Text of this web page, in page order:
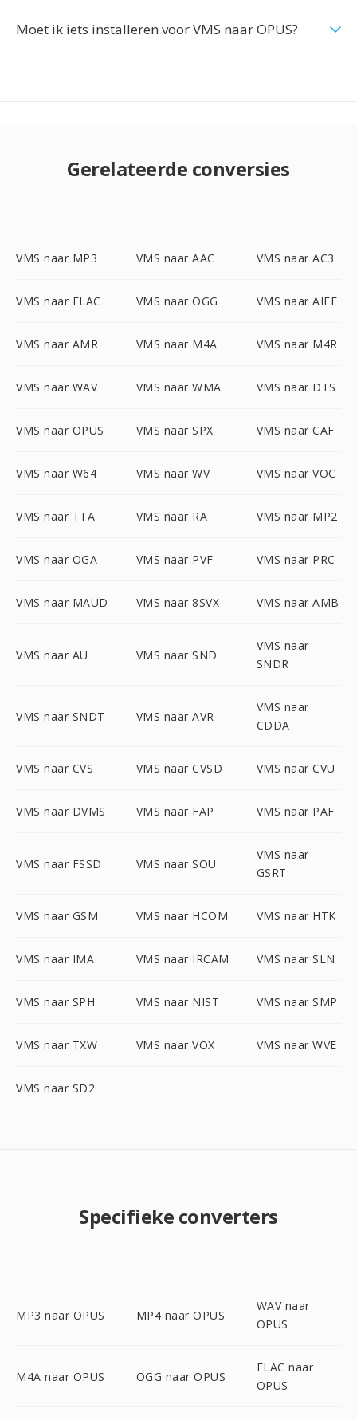
Moet ik iets installeren voor VMS naar OPUS?
Gerelateerde conversies
VMS naar MP3 VMS naar AAC VMS naar AC3
VMS naar FLAC VMS naar OGG VMS naar AIFF
VMS naar AMR VMS naar M4A VMS naar M4R
VMS naar WAV VMS naar WMA VMS naar DTS
VMS naar OPUS VMS naar SPX VMS naar CAF
VMS naar W64 VMS naar WV VMS naar VOC
VMS naar TTA VMS naar RA VMS naar MP2
VMS naar OGA VMS naar PVF VMS naar PRC
VMS naar MAUD VMS naar 8SVX VMS naar AMB
VMS naar AU VMS naar SND
VMS naar
SNDR
VMS naar SNDT VMS naar AVR
VMS naar
CDDA
VMS naar CVS VMS naar CVSD VMS naar CVU
VMS naar DVMS VMS naar FAP VMS naar PAF
VMS naar FSSD VMS naar SOU
VMS naar
GSRT
VMS naar GSM VMS naar HCOM VMS naar HTK
VMS naar IMA VMS naar IRCAM VMS naar SLN
VMS naar SPH VMS naar NIST VMS naar SMP
VMS naar TXW VMS naar VOX VMS naar WVE
VMS naar SD2
Specifieke converters
MP3 naar OPUS MP4 naar OPUS
WAV naar
OPUS
M4A naar OPUS OGG naar OPUS
FLAC naar
OPUS